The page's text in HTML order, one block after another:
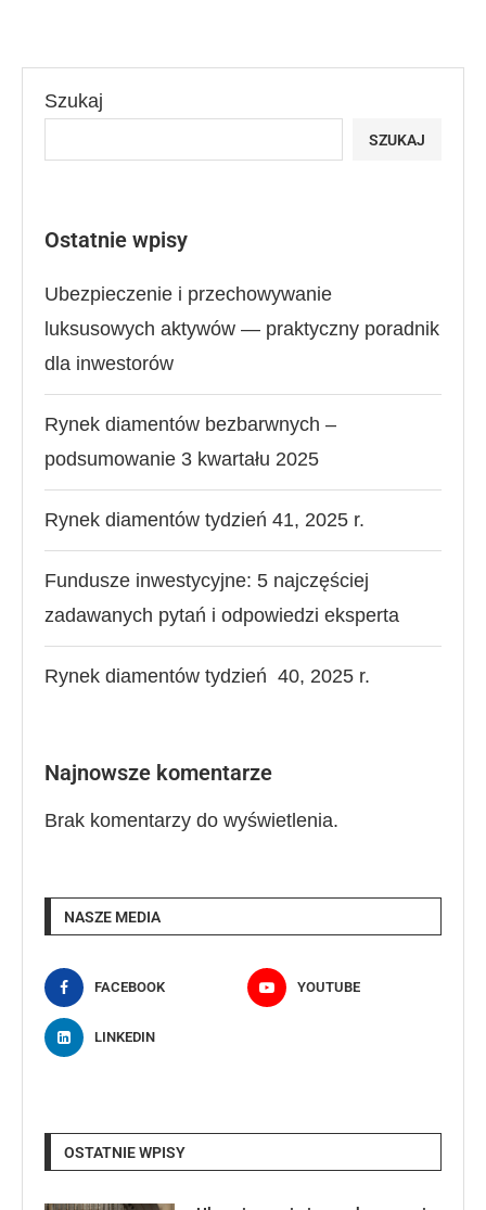
Szukaj
SZUKAJ
Ostatnie wpisy
Ubezpieczenie i przechowywanie
luksusowych aktywów — praktyczny poradnik
dla inwestorów
Rynek diamentów bezbarwnych –
podsumowanie 3 kwartału 2025
Rynek diamentów tydzień 41, 2025 r.
Fundusze inwestycyjne: 5 najczęściej
zadawanych pytań i odpowiedzi eksperta
Rynek diamentów tydzień 40, 2025 r.
Najnowsze komentarze
Brak komentarzy do wyświetlenia.
NASZE MEDIA
FACEBOOK YOUTUBE
LINKEDIN
OSTATNIE WPISY